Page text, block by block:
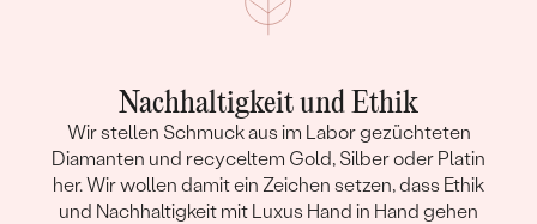
Nachhaltigkeit und Ethik
Wir stellen Schmuck aus im Labor gezüchteten
Diamanten und recyceltem Gold, Silber oder Platin
her. Wir wollen damit ein Zeichen setzen, dass Ethik
und Nachhaltigkeit mit Luxus Hand in Hand gehen